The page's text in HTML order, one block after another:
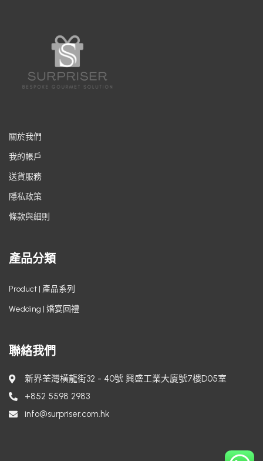
關於我們
我的帳戶
送貨服務
隱私政策
條款與細則
產品分類
Product | 產品系列
Wedding | 婚宴回禮
聯絡我們
新界荃灣橫龍街32 - 40號 興盛工業大廈號7樓D05室
+852 5598 2983
info@surpriser.com.hk